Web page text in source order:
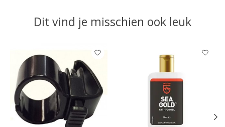
Dit vind je misschien ook leuk
Items van productcarrousel